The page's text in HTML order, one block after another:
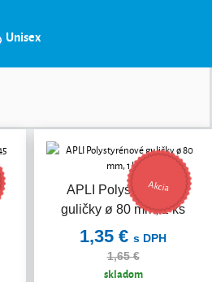
Unisex
APLI Polystyrénové
guličky ø 80 mm, 1 ks
Akcia
1,35 € s DPH
1,65 €
skladom